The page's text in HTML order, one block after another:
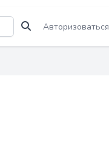
Авторизоваться